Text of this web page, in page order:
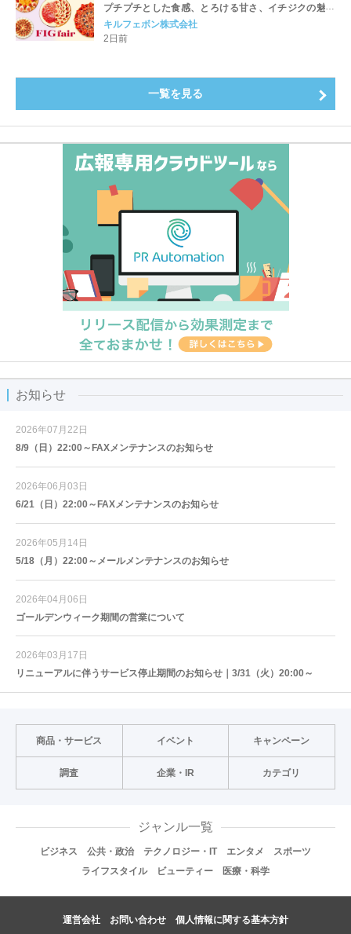
プチプチとした食感、とろける甘さ、イチジクの魅力
をたっぷりと。新作を含め、イチジク尽くしの全4種が
登場8月20日（木）スタート
キルフェボン株式会社
2日前
一覧を見る
お知らせ
2026年07月22日
8/9（日）22:00～FAXメンテナンスのお知らせ
2026年06月03日
6/21（日）22:00～FAXメンテナンスのお知らせ
2026年05月14日
5/18（月）22:00～メールメンテナンスのお知らせ
2026年04月06日
ゴールデンウィーク期間の営業について
2026年03月17日
リニューアルに伴うサービス停止期間のお知らせ｜3/31（火）20:00～
商品・サービス イベント キャンペーン
調査 企業・IR カテゴリ
ジャンル一覧
ビジネス 公共・政治 テクノロジー・IT エンタメ
スポーツ
ライフスタイル
ビューティー 医療・科学
運営会社 お問い合わせ 個人情報に関する基本方針